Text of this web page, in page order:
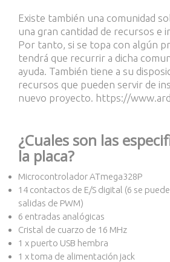
Existe también una comunidad
una gran cantidad de recursos e
Por tanto, si se topa con algún
tendrá que recurrir a dicha
ayuda. También tiene a su
recursos que pueden servir de
nuevo proyecto. https://
¿Cuales son las
la placa?
Microcontrolador ATmega328P
14 contactos de E/S digital (6 se
salidas de PWM)
6 entradas analógicas
Cristal de cuarzo de 16 MHz
1 x puerto USB hembra
1 x toma de alimentación jack